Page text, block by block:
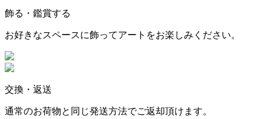
飾る・鑑賞する
お好きなスペースに飾ってアートをお楽しみください。
交換・返送
通常のお荷物と同じ発送方法でご返却頂けます。